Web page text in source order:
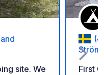
site. We
First